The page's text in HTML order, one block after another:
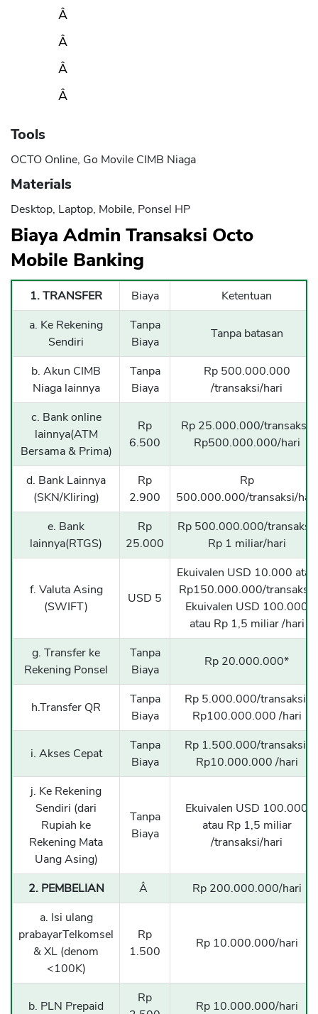
Â
Â
Â
Â
Tools
OCTO Online, Go Movile CIMB Niaga
Materials
Desktop, Laptop, Mobile, Ponsel HP
Biaya Admin Transaksi Octo
Mobile Banking
1. TRANSFER Biaya
Ketentuan
a. Ke Rekening
Sendiri
Tanpa
Biaya
Tanpa batasan
b. Akun CIMB
Niaga lainnya
Tanpa
Biaya
Rp 500.000.000
/transaksi/hari
c. Bank online
lainnya(ATM
Bersama & Prima)
Rp
6.500
Rp 25.000.000/transaksi,
Rp500.000.000/hari
d. Bank Lainnya
(SKN/Kliring)
Rp
2.900
Rp
500.000.000/transaksi/hari
e. Bank
lainnya(RTGS)
Rp
25.000
Rp 500.000.000/transaksi,
Rp 1 miliar/hari
f. Valuta Asing
(SWIFT)
USD 5
Ekuivalen USD 10.000 atau
Rp150.000.000/transaksi;
Ekuivalen USD 100.000
atau Rp 1,5 miliar /hari
g. Transfer ke
Rekening Ponsel
Tanpa
Biaya
Rp 20.000.000*
h.Transfer QR
Tanpa
Biaya
Rp 5.000.000/transaksi,
Rp100.000.000 /hari
i. Akses Cepat
Tanpa
Biaya
Rp 1.500.000/transaksi,
Rp10.000.000 /hari
j. Ke Rekening
Sendiri (dari
Rupiah ke
Rekening Mata
Uang Asing)
Tanpa
Biaya
Ekuivalen USD 100.000
atau Rp 1,5 miliar
/transaksi/hari
2. PEMBELIAN Â
Rp 200.000.000/hari
a. Isi ulang
prabayarTelkomsel
& XL (denom
<100K)
Rp
1.500
Rp 10.000.000/hari
b. PLN Prepaid
Rp
Rp 10.000.000/hari